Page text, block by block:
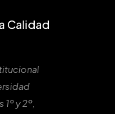
Calidad
y 2º,